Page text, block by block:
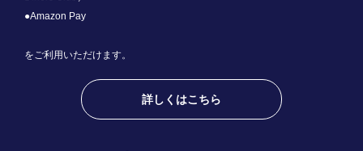
●Amazon Pay
をご利用いただけます。
詳しくはこちら